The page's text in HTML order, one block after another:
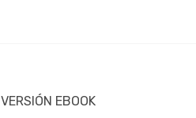
VERSIÓN EBOOK